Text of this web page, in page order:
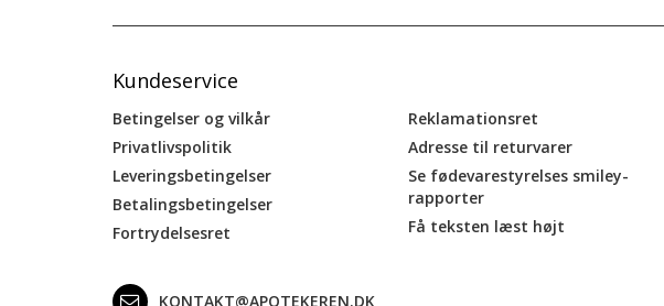
Kundeservice
Betingelser og vilkår
Privatlivspolitik
Leveringsbetingelser
Betalingsbetingelser
Fortrydelsesret
Reklamationsret
Adresse til returvarer
Se fødevarestyrelses smiley-
rapporter
Få teksten læst højt
KONTAKT@APOTEKEREN.DK